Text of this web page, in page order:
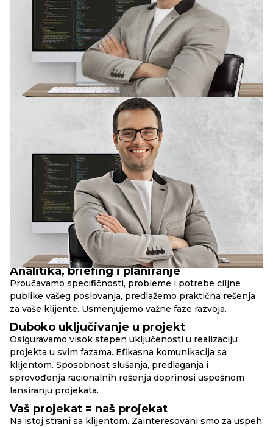
PRINCIPIRBAND
Analitika, briefing i planiranje
Proučavamo specifičnosti, probleme i potrebe ciljne
publike vašeg poslovanja, predlažemo praktična rešenja
za vaše klijente. Usmenjujemo važne faze razvoja.
Duboko uključivanje u projekt
Osiguravamo visok stepen uključenosti u realizaciju
projekta u svim fazama. Efikasna komunikacija sa
klijentom. Sposobnost slušanja, predlaganja i
sprovođenja racionalnih rešenja doprinosi uspešnom
lansiranju projekata.
Vaš projekat = naš projekat
Na istoj strani sa klijentom. Zainteresovani smo za uspeh
17+
godina u razvoju
90+
uspešnih web-projekata
10+
složenih web-servisa
VODEĆI DEVELOPER
Dva stručna obrazovanja u oblasti razvoja softvera
U mladom uzrastu prepoznao potencijal informacionih
tehnologija: globalizaciju i duboku integraciju IT rešenja u
društvene strukture savremenog društva.
Iskustvo u raznim IT oblastima od 2006. godine. Analitičko
sistemsko razmišljanje. Kompetencije za rešavanje poslovnih
zadataka, DevOps, Full Stack, SEO.